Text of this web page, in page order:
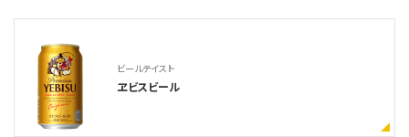
ビールテイスト
ヱビスビール